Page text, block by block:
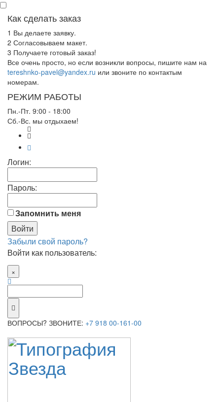
Как сделать заказ
1 Вы делаете заявку.
2 Согласовываем макет.
3 Получаете готовый заказ!
Все очень просто, но если возникли вопросы, пишите нам на
tereshnko-pavel@yandex.ru или звоните по контактым
номерам.
РЕЖИМ РАБОТЫ
Пн.-Пт. 9:00 - 18:00
Сб.-Вс. мы отдыхаем!
Логин:
Пароль:
Запомнить меня
Забыли свой пароль?
Войти как пользователь:
×
ВОПРОСЫ? ЗВОНИТЕ: +7 918 00-161-00